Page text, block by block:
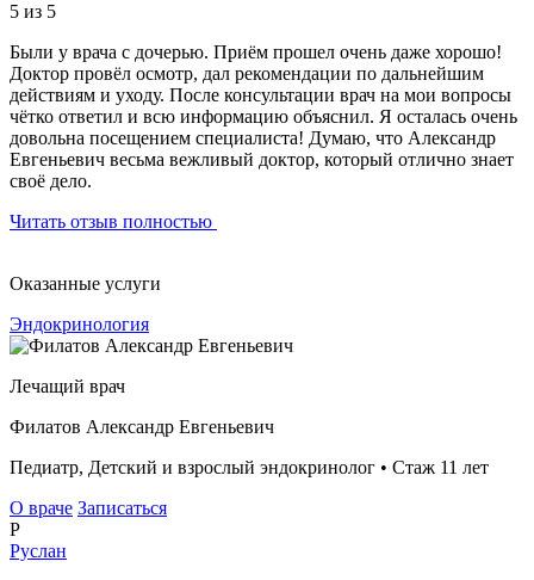
5 из 5
Были у врача с дочерью. Приём прошел очень даже хорошо!
Доктор провёл осмотр, дал рекомендации по дальнейшим
действиям и уходу. После консультации врач на мои вопросы
чётко ответил и всю информацию объяснил. Я осталась очень
довольна посещением специалиста! Думаю, что Александр
Евгеньевич весьма вежливый доктор, который отлично знает
своё дело.
Читать отзыв полностью
Оказанные услуги
Эндокринология
Лечащий врач
Филатов Александр Евгеньевич
Педиатр, Детский и взрослый эндокринолог • Стаж 11 лет
О враче Записаться
Р
Руслан